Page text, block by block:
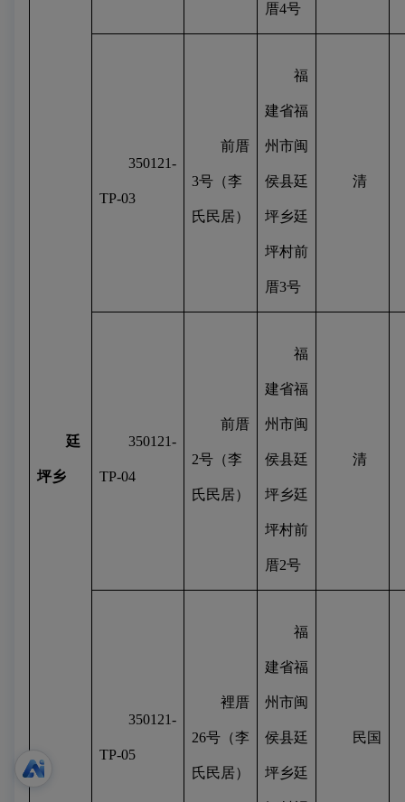
廷
坪乡
厝4号
350121-
TP-03
前厝
3号（李
氏民居）
福
建省福
州市闽
侯县廷
坪乡廷
坪村前
厝3号
清
350121-
TP-04
前厝
2号（李
氏民居）
福
建省福
州市闽
侯县廷
坪乡廷
坪村前
厝2号
清
350121-
TP-05
裡厝
26号（李
氏民居）
福
建省福
州市闽
侯县廷
坪乡廷
民国